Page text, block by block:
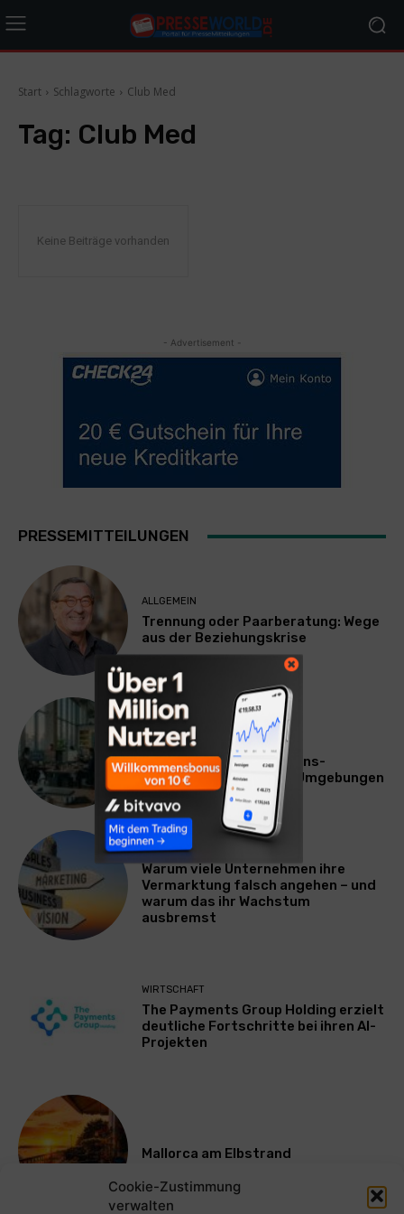
Cookie-Zustimmung
verwalten
Start Schlagworte Club Med
Tag: Club Med
Keine Beiträge vorhanden
- Advertisement -
PRESSEMITTEILUNGEN
ALLGEMEIN
Trennung oder Paarberatung: Wege
aus der Beziehungskrise
TECHNIK
SourcingBlox startet
CentaurNexus: Operations-
Plattform für Zscaler-Umgebungen
WERBUNG & MARKETING
Warum viele Unternehmen ihre
Vermarktung falsch angehen – und
warum das ihr Wachstum
ausbremst
WIRTSCHAFT
The Payments Group Holding erzielt
deutliche Fortschritte bei ihren AI-
Projekten
Mallorca am Elbstrand